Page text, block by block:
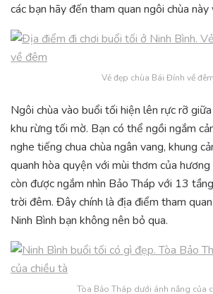
các bạn hãy đến tham quan ngôi chùa
Vẻ đẹp chùa Bái Đính về đêm
Ngôi chùa vào buổi tối hiện lên rực rỡ
khu rừng tối mờ. Bạn có thể ngồi ngắm
nghe tiếng chua chùa ngân vang, khung
quanh hòa quyện với mùi thơm của
còn được ngắm nhìn Bảo Tháp với 13
trời đêm. Đây chính là địa điểm tham
Ninh Bình bạn không nên bỏ qua.
Tòa Bảo Tháp dưới ánh nắng của